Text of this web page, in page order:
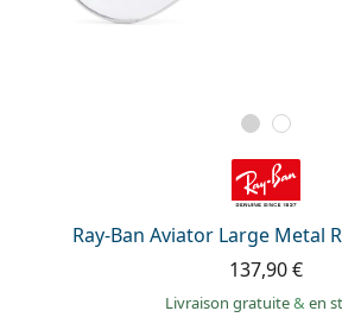
Ray-Ban Aviator Large Metal
137,90 €
Livraison gratuite& en